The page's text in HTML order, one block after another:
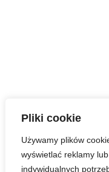
Pliki cookie
Używamy plików
wyświetlać reklamy
indywidualnych